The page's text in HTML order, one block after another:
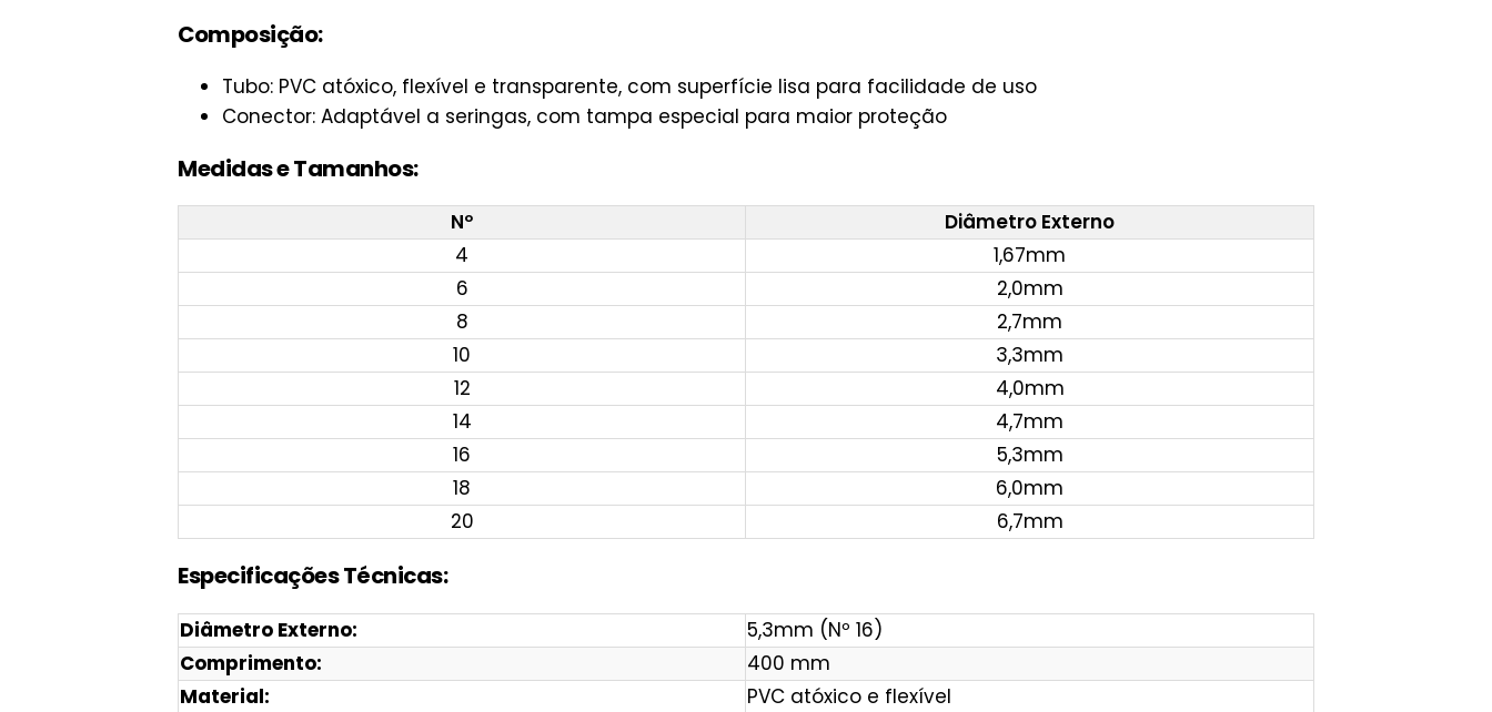
Composição:
Tubo: PVC atóxico, flexível e transparente, com superfície lisa para facilidade de uso
Conector: Adaptável a seringas, com tampa especial para maior proteção
Medidas e Tamanhos:
Nº
Diâmetro Externo
4
1,67mm
6
2,0mm
8
2,7mm
10
3,3mm
12
4,0mm
14
4,7mm
16
5,3mm
18
6,0mm
20
6,7mm
Especificações Técnicas:
Diâmetro Externo:
5,3mm (Nº 16)
Comprimento:
400 mm
Material:
PVC atóxico e flexível